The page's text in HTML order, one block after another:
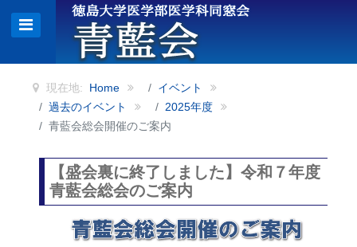
現在地: Home
イベント
過去のイベント
2025年度
青藍会総会開催のご案内
【盛会裏に終了しました】令和７年度
青藍会総会のご案内